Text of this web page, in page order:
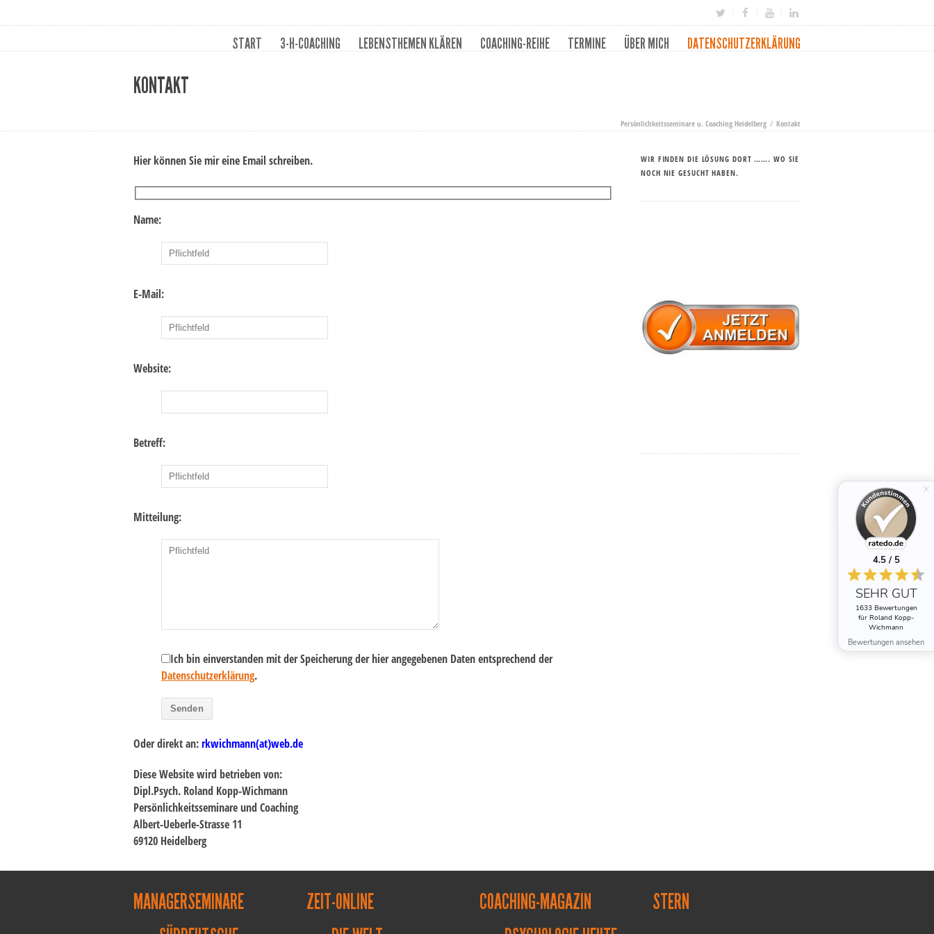
START 3-H-COACHING LEBENSTHEMEN KLÄREN COACHING-REIHE TERMINE ÜBER MICH DATENSCHUTZERKLÄRUNG
KONTAKT
Persönlichkeitsseminare u. Coaching Heidelberg Kontakt
Hier können Sie mir eine Email schreiben.
Name:
E-Mail:
Website:
Betreff:
Mitteilung:
Ich bin einverstanden mit der Speicherung der hier angegebenen Daten entsprechend der
Datenschutzerklärung.
Oder direkt an:rkwichmann(at)web.de
Diese Website wird betrieben von:
Dipl.Psych. Roland Kopp-Wichmann
Persönlichkeitsseminare und Coaching
Albert-Ueberle-Strasse 11
69120 Heidelberg
WIR FINDEN DIE LÖSUNG DORT ……. WO SIE
NOCH NIE GESUCHT HABEN.
MANAGERSEMINARE ZEIT-ONLINE COACHING-MAGAZIN
STERN
4.5 / 5
SEHR GUT
1633 Bewertungen
für Roland Kopp-
Wichmann
Bewertungen ansehen